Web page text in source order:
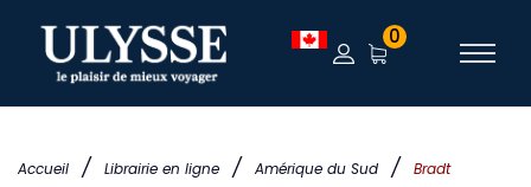
Accueil / Librairie en ligne / Amérique du Sud /
Bradt
0